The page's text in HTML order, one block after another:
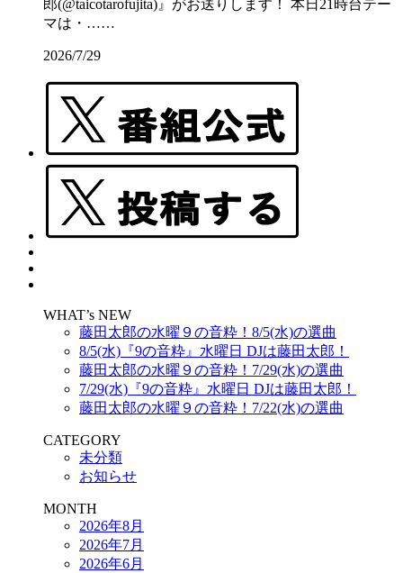
郎(@taicotarofujita)』がお送りします！ 本日21時台テー
マは・……
2026/7/29
WHAT’s NEW
藤田太郎の水曜９の音粋！8/5(水)の選曲
8/5(水)『9の音粋』水曜日 DJは藤田太郎！
藤田太郎の水曜９の音粋！7/29(水)の選曲
7/29(水)『9の音粋』水曜日 DJは藤田太郎！
藤田太郎の水曜９の音粋！7/22(水)の選曲
CATEGORY
未分類
お知らせ
MONTH
2026年8月
2026年7月
2026年6月